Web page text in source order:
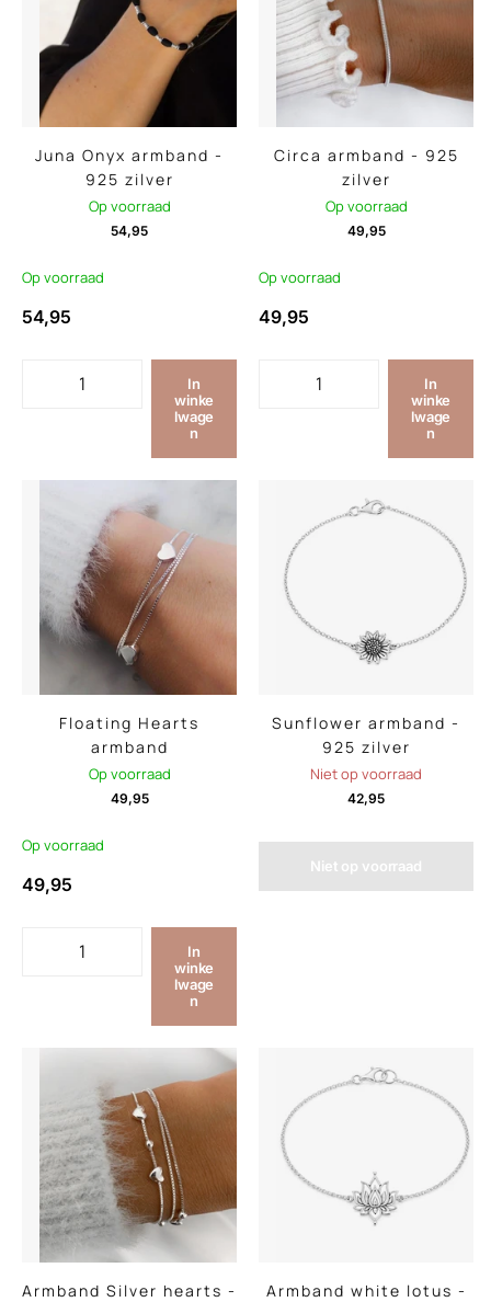
Juna Onyx armband -
925 zilver
Op voorraad
54,95
Op voorraad
54,95
In
winke
lwage
n
Circa armband - 925
zilver
Op voorraad
49,95
Op voorraad
49,95
In
winke
lwage
n
Floating Hearts
armband
Op voorraad
49,95
Op voorraad
49,95
In
winke
lwage
n
Sunflower armband -
925 zilver
Niet op voorraad
42,95
Niet op voorraad
Armband Silver hearts -
Armband white lotus -